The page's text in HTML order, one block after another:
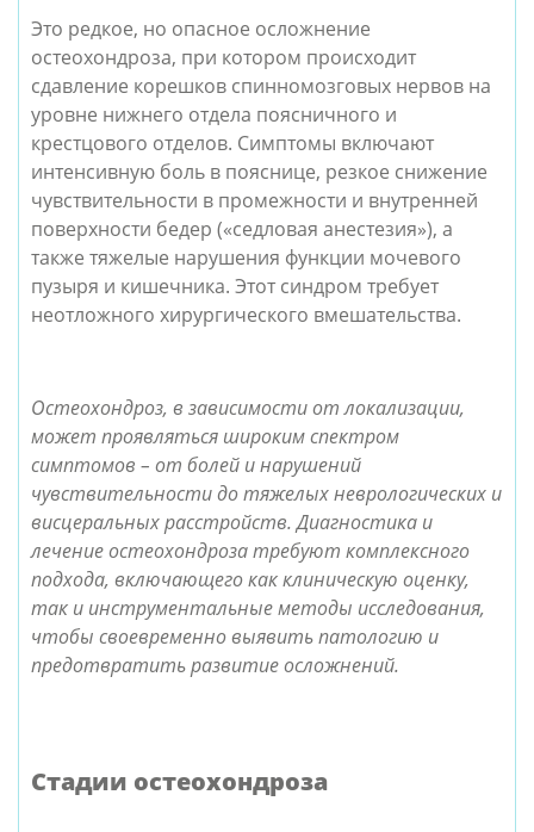
Это редкое, но опасное осложнение
остеохондроза, при котором происходит
сдавление корешков спинномозговых нервов на
уровне нижнего отдела поясничного и
крестцового отделов. Симптомы включают
интенсивную боль в пояснице, резкое снижение
чувствительности в промежности и внутренней
поверхности бедер («седловая анестезия»), а
также тяжелые нарушения функции мочевого
пузыря и кишечника. Этот синдром требует
неотложного хирургического вмешательства.
Остеохондроз, в зависимости от локализации,
может проявляться широким спектром
симптомов – от болей и нарушений
чувствительности до тяжелых неврологических и
висцеральных расстройств. Диагностика и
лечение остеохондроза требуют комплексного
подхода, включающего как клиническую оценку,
так и инструментальные методы исследования,
чтобы своевременно выявить патологию и
предотвратить развитие осложнений.
Стадии остеохондроза